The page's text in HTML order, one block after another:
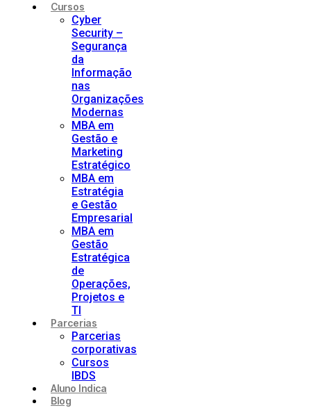
Cursos
Cyber
Security –
Segurança
da
Informação
nas
Organizações
Modernas
MBA em
Gestão e
Marketing
Estratégico
MBA em
Estratégia
e Gestão
Empresarial
MBA em
Gestão
Estratégica
de
Operações,
Projetos e
TI
Parcerias
Parcerias
corporativas
Cursos
IBDS
Aluno Indica
Blog